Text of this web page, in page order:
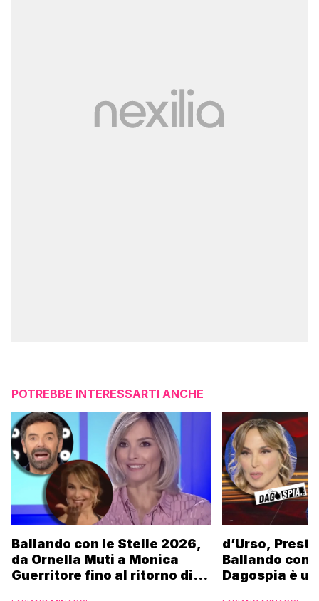
POTREBBE INTERESSARTI ANCHE
Ballando con le Stelle 2026,
da Ornella Muti a Monica
Guerritore fino al ritorno di
d’Urso,
Ballando con
Dagospia è